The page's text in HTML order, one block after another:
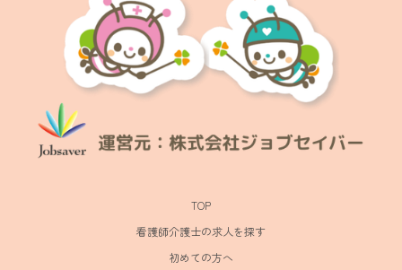
TOP
看護師介護士の求人を探す
初めての方へ